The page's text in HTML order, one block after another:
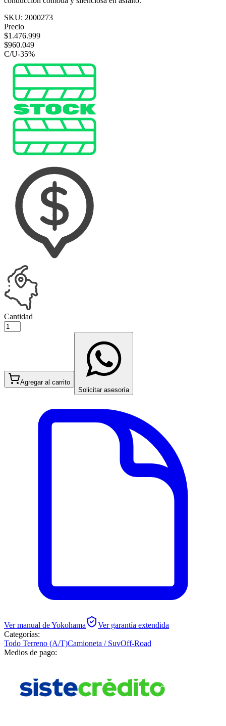
SKU: 2000273
Precio
$1.476.999
$960.049
C/U-35%
Cantidad
Agregar al carrito
Solicitar asesoría
Ver manual deYokohama
Ver garantía extendida
Categorías:
Todo Terreno (A/T)Camioneta / SuvOff-Road
Medios de pago: